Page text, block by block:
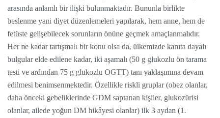
arasında anlamlı bir ilişki bulunmaktadır. Bununla birlikte
beslenme yani diyet düzenlemeleri yapılarak, hem anne, hem de
fetüste gelişebilecek sorunların önüne geçmek amaçlanmalıdır.
Her ne kadar tartışmalı bir konu olsa da, ülkemizde kanıta dayalı
bulgular elde edilene kadar, iki aşamalı (50 g glukozlu ön tarama
testi ve ardından 75 g glukozlu OGTT) tanı yaklaşımına devam
edilmesi benimsenmektedir. Özellikle riskli gruplar (obez olanlar,
daha önceki gebeliklerinde GDM saptanan kişiler, glukozürisi
olanlar, ailede yoğun DM hikâyesi olanlar) ilk 3 aydan (1.